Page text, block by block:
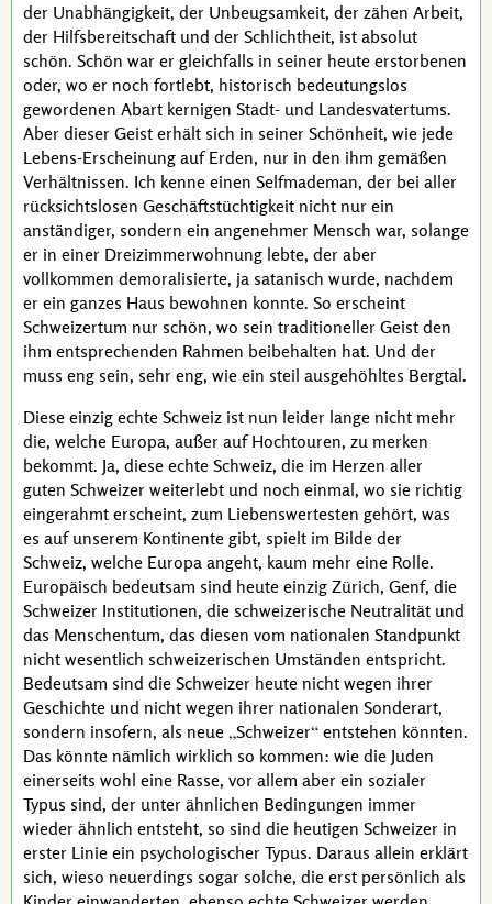
der Unabhängigkeit, der Unbeugsamkeit, der zähen Arbeit,
der Hilfsbereitschaft und der Schlichtheit, ist absolut
schön. Schön war er gleichfalls in seiner heute erstorbenen
oder, wo er noch fortlebt, historisch bedeutungslos
gewordenen Abart kernigen Stadt- und Landesvatertums.
Aber dieser Geist erhält sich in seiner Schönheit, wie jede
Lebens-Erscheinung auf Erden, nur in den ihm gemäßen
Verhältnissen. Ich kenne einen Selfmademan, der bei aller
rücksichtslosen Geschäftstüchtigkeit nicht nur ein
anständiger, sondern ein angenehmer Mensch war, solange
er in einer Dreizimmerwohnung lebte, der aber
vollkommen demoralisierte, ja satanisch wurde, nachdem
er ein ganzes Haus bewohnen konnte. So erscheint
Schweizertum nur schön, wo sein traditioneller Geist den
ihm entsprechenden Rahmen beibehalten hat. Und der
muss eng sein, sehr eng, wie ein steil ausgehöhltes Bergtal.
Diese einzig echte Schweiz ist nun leider lange nicht mehr
die, welche Europa, außer auf Hochtouren, zu merken
bekommt. Ja, diese echte Schweiz, die im Herzen aller
guten Schweizer weiterlebt und noch einmal, wo sie richtig
eingerahmt erscheint, zum Liebenswertesten gehört, was
es auf unserem Kontinente gibt, spielt im Bilde der
Schweiz, welche Europa angeht, kaum mehr eine Rolle.
Europäisch bedeutsam sind heute einzig Zürich, Genf, die
Schweizer Institutionen, die schweizerische Neutralität und
das Menschentum, das diesen vom nationalen Standpunkt
nicht wesentlich schweizerischen Umständen entspricht.
Bedeutsam sind die Schweizer heute nicht wegen ihrer
Geschichte und nicht wegen ihrer nationalen Sonderart,
sondern insofern, als neue Schweizer entstehen könnten.
Das könnte nämlich wirklich so kommen: wie die Juden
einerseits wohl eine Rasse, vor allem aber ein sozialer
Typus sind, der unter ähnlichen Bedingungen immer
wieder ähnlich entsteht, so sind die heutigen Schweizer in
erster Linie ein psychologischer Typus. Daraus allein erklärt
sich, wieso neuerdings sogar solche, die erst persönlich als